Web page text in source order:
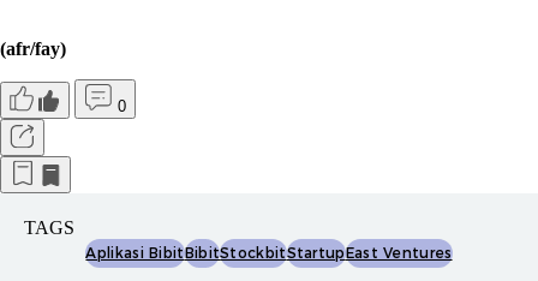
(afr/fay)
0
TAGS
Aplikasi BibitBibitStockbitStartupEast Ventures